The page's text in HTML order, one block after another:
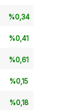
%0,34
%0,41
%0,61
%0,15
%0,18